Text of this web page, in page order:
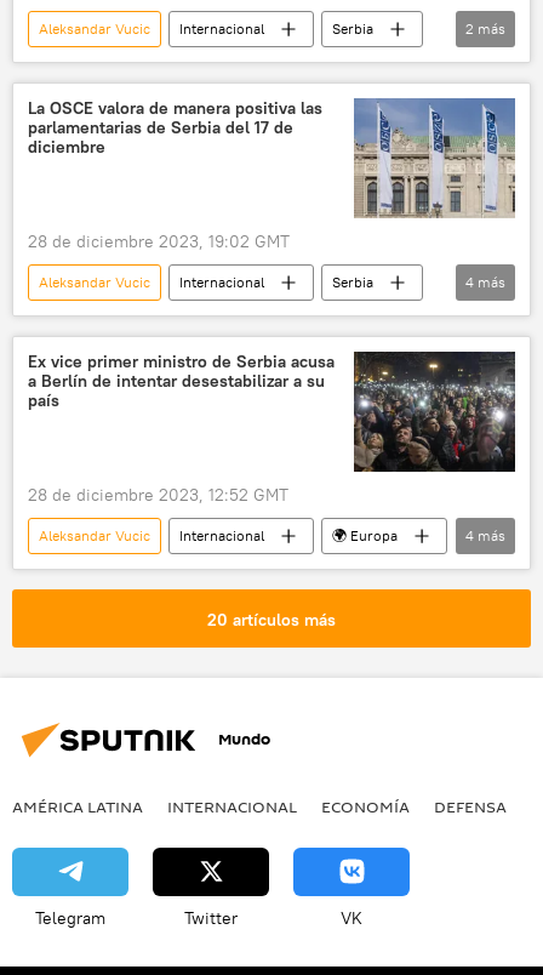
Aleksandar Vucic Internacional
Serbia
elecciones
política
2 más
La OSCE valora de manera positiva las
parlamentarias de Serbia del 17 de
diciembre
28 de diciembre 2023, 19:02 GMT
Aleksandar Vucic Internacional
Serbia
Belgrado
OSCE
política
elecciones
4 más
Ex vice primer ministro de Serbia acusa
a Berlín de intentar desestabilizar a su
país
28 de diciembre 2023, 12:52 GMT
Aleksandar Vucic Internacional
🌍 Europa
Serbia
protestas
movilizaciones
4 más
20 artículos más
Mundo
AMÉRICA LATINA INTERNACIONAL ECONOMÍA DEFENSA
Telegram Twitter VK